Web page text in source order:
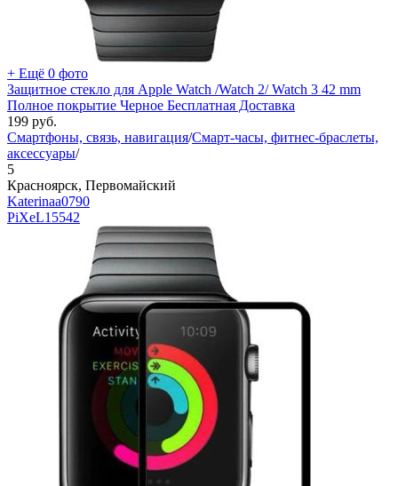
+ Ещё 0 фото
Защитное стекло для Apple Watch /Watch 2/ Watch 3 42 mm
Полное покрытие Черное Бесплатная Доставка
199 руб.
Смартфоны, связь, навигация/Смарт-часы, фитнес-браслеты,
аксессуары/
5
Красноярск, Первомайский
Katerinaa0790
PiXeL15542